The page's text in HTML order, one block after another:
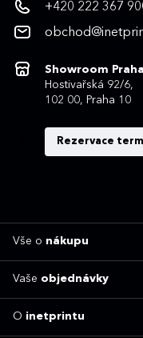
+420 222 367
Showroom Praha
Hostivařská 92/6,
102 00, Praha 10
Rezervace
Vše o nákupu
Vaše objednávky
O inetprintu